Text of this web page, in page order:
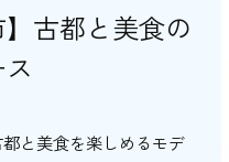
にも！宝塚歌劇満
チ！ビュッフェ＆カ
できる？！「Salon
】古都と美食の
と美食を楽しめるモデ